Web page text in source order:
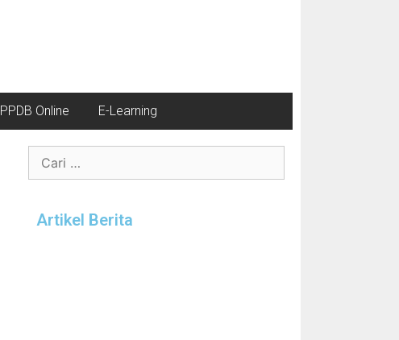
PPDB Online E-Learning
Artikel Berita